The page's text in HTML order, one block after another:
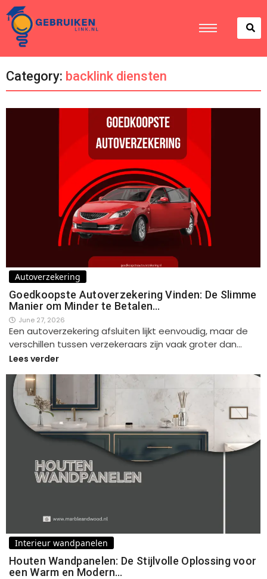
Category: backlink diensten
Autoverzekering
Goedkoopste Autoverzekering Vinden: De Slimme
Manier om Minder te Betalen…
June 27, 2026
Een autoverzekering afsluiten lijkt eenvoudig, maar de
verschillen tussen verzekeraars zijn vaak groter dan…
Lees verder
Interieur wandpanelen
Houten Wandpanelen: De Stijlvolle Oplossing voor
een Warm en Modern…